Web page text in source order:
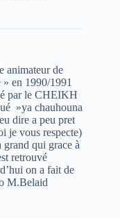
animateur de
en 1990/1991
par le CHEIKH
»ya chauhouna
dire a peu pret
je vous respecte)
qui grace à
retrouvé
on a fait de
M.Belaid